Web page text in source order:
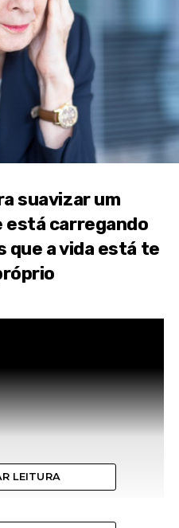
suavizar um
está carregando
que a vida está te
LEITURA